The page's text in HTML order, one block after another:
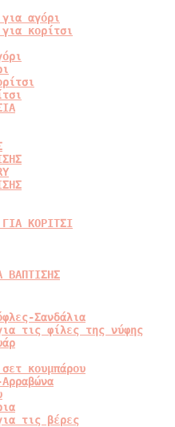
αγόρι
κορίτσι
ΚΟΡΙΤΣΙ
ΒΑΠΤΙΣΗΣ
Σανδάλια
τις φίλες της νύφης
κουμπάρου
τις βέρες